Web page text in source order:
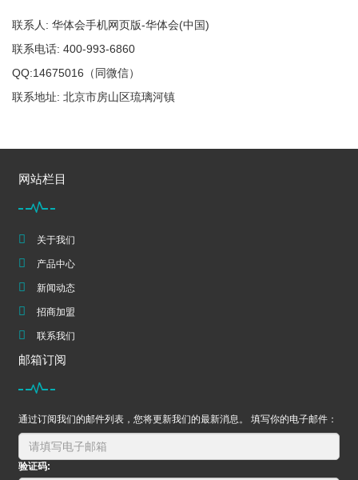
联系人: 华体会手机网页版-华体会(中国)
联系电话: 400-993-6860
QQ:14675016（同微信）
联系地址: 北京市房山区琉璃河镇
网站栏目
关于我们
产品中心
新闻动态
招商加盟
联系我们
邮箱订阅
通过订阅我们的邮件列表，您将更新我们的最新消息。 填写你的电子邮件：
验证码: